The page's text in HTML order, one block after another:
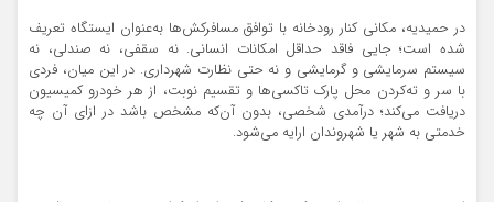
در حمیدیه، مکانی کنار رودخانه با توافق مسافرکش‌ها به‌عنوان ایستگاه تعریف
شده است؛ جایی فاقد حداقل امکانات انسانی. نه سقفی، نه صندلی، نه
سیستم سرمایشی و گرمایشی و نه حتی نظارت شهرداری. در این میان، فردی
با سر و ته‌کردن محل پارک تاکسی‌ها و تقسیم نوبت، از هر خودرو کمیسیون
دریافت می‌کند؛ درآمدی شخصی، بدون آن‌که مشخص باشد در ازای آن چه
خدمتی به شهر یا شهروندان ارایه می‌شود.